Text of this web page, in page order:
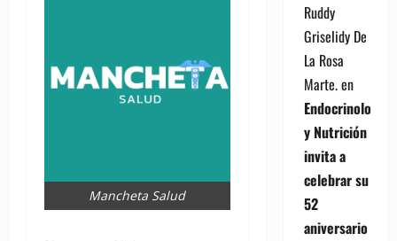
Mancheta Salud
Ruddy
Griselidy De
La Rosa
Marte.en
Endocrinología
y Nutrición
invita a
celebrar su
52
aniversario